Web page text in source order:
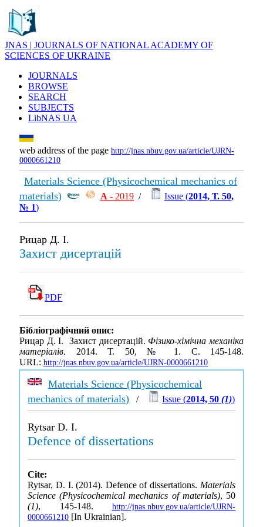
JNAS | JOURNALS OF NATIONAL ACADEMY OF
SCIENCES OF UKRAINE
JOURNALS
BROWSE
SEARCH
SUBJECTS
LibNAS UA
web address of the page http://jnas.nbuv.gov.ua/article/UJRN-
0000661210
Materials Science (Physicochemical mechanics of
materials)
А - 2019 / Issue (2014, Т. 50,
№ 1)
Рицар Д. І.
Захист дисертацій
PDF
Бібліографічний опис:
Рицар Д. І. Захист дисертацій. Фізико-хімічна механіка
матеріалів. 2014. Т. 50, № 1. С. 145-148.
URL: http://jnas.nbuv.gov.ua/article/UJRN-0000661210
Materials Science (Physicochemical
mechanics of materials) / Issue (2014, 50(1))
Rytsar D. I.
Defence of dissertations
Cite:
Rytsar, D. I. (2014). Defence of dissertations. Materials
Science (Physicochemical mechanics of materials), 50
(1), 145-148. http://jnas.nbuv.gov.ua/article/UJRN-
0000661210 [In Ukrainian].